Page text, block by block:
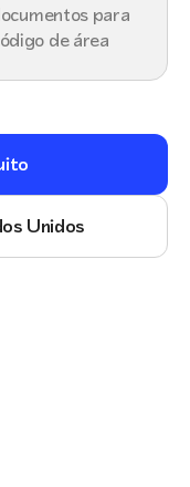
para
de área
Unidos